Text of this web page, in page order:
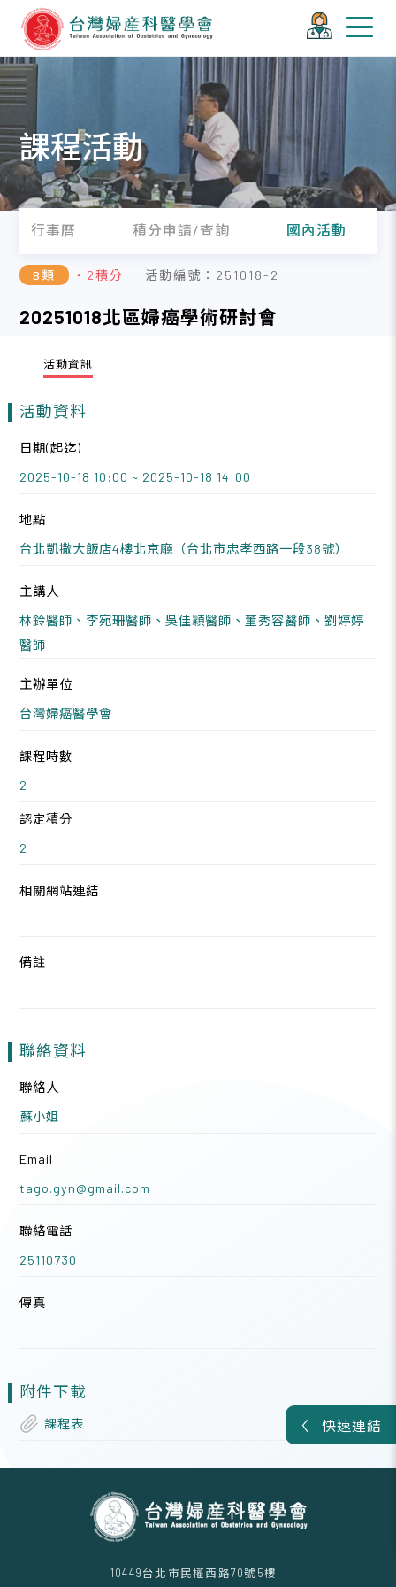
快速連結
課程活動
行事曆 積分申請/查詢 國內活動
B類 ・2積分 活動編號：251018-2
20251018北區婦癌學術研討會
活動資訊
活動資料
日期(起迄)
2025-10-18 10:00 ~ 2025-10-18 14:00
地點
台北凱撒大飯店4樓北京廳（台北市忠孝西路一段38號）
主講人
林鈴醫師、李宛珊醫師、吳佳穎醫師、董秀容醫師、劉婷婷
醫師
主辦單位
台灣婦癌醫學會
課程時數
2
認定積分
2
相關網站連結
備註
聯絡資料
聯絡人
蘇小姐
Email
tago.gyn@gmail.com
聯絡電話
25110730
傳真
附件下載
課程表
10449台北市民權西路70號5樓